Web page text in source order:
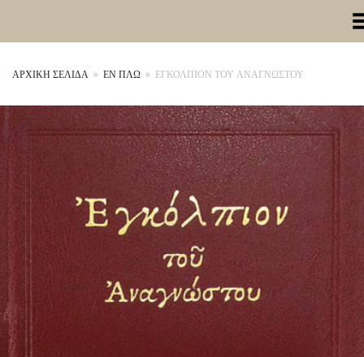
Toggle
ΑΡΧΙΚΉ ΣΕΛΊΔΑ » ΕΝ ΠΛΩ » ΕΓΚΟΛΠΙΟΝ ΤΟΥ ΑΝΑΓΝΩΣΤΟΥ
+